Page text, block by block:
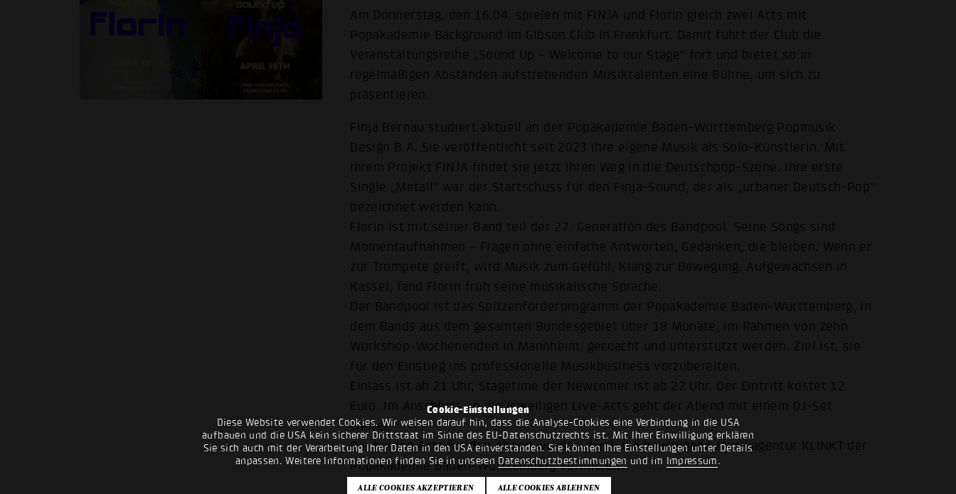
Cookie-Einstellungen
Diese Website verwendet Cookies. Wir weisen darauf hin, dass die Analyse-Cookies eine Verbindung in die USA
aufbauen und die USA kein sicherer Drittstaat im Sinne des EU-Datenschutzrechts ist. Mit Ihrer Einwilligung erklären
Sie sich auch mit der Verarbeitung Ihrer Daten in den USA einverstanden. Sie können Ihre Einstellungen unter Details
anpassen. Weitere Informationen finden Sie in unseren Datenschutzbestimmungen und im Impressum.
Am Donnerstag, den 16.04. spielen mit FINJA und Florin gleich zwei Acts mit
Popakademie Background im Gibson Club in Frankfurt. Damit führt der Club die
Veranstaltungsreihe „Sound Up – Welcome to our Stage“ fort und bietet so in
regelmäßigen Abständen aufstrebenden Musiktalenten eine Bühne, um sich zu
präsentieren.
Finja Bernau studiert aktuell an der Popakademie Baden-Württemberg Popmusik
Design B.A. Sie veröffentlicht seit 2023 ihre eigene Musik als Solo-Künstlerin. Mit
ihrem Projekt FINJA findet sie jetzt ihren Weg in die Deutschpop-Szene. Ihre erste
Single „Metall“ war der Startschuss für den Finja-Sound, der als „urbaner Deutsch-Pop”
bezeichnet werden kann.
Florin ist mit seiner Band teil der 27. Generation des Bandpool. Seine Songs sind
Momentaufnahmen – Fragen ohne einfache Antworten, Gedanken, die bleiben. Wenn er
zur Trompete greift, wird Musik zum Gefühl, Klang zur Bewegung. Aufgewachsen in
Kassel, fand Florin früh seine musikalische Sprache.
Der Bandpool ist das Spitzenförderprogramm der Popakademie Baden-Württemberg, in
dem Bands aus dem gesamten Bundesgebiet über 18 Monate, im Rahmen von zehn
Workshop-Wochenenden in Mannheim, gecoacht und unterstützt werden. Ziel ist, sie
für den Einstieg ins professionelle Musikbusiness vorzubereiten.
Einlass ist ab 21 Uhr, Stagetime der Newcomer ist ab 22 Uhr. Der Eintritt kostet 12
Euro. Im Anschluss an die jeweiligen Live-Acts geht der Abend mit einem DJ-Set
weiter.
Die beiden Acts für den Abend wurden durch die hauseigene Musikagentur KLINKT der
Popakademie Baden-Württemberg vermittelt.
Zum Programm geht's
hier.